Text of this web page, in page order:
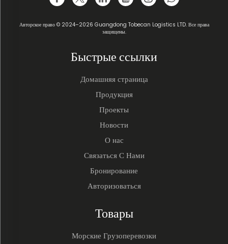
Авторское право © 2024–2026 Guangdong Tobecan Logistics LTD. Все права
защищены.
Быстрые ссылки
Домашняя страница
Продукция
Проекты
Новости
О нас
Связаться С Нами
Бронирование
Авторизоваться
Товары
Морские Грузоперевозки